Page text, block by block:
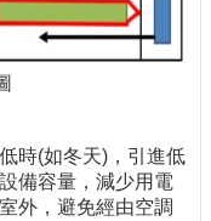
時(如冬天)，引進低
備容量，減少用電
外，避免經由空調